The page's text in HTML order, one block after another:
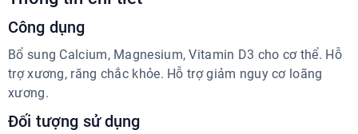
024.7300.3333
8:00 - 18:00
Chat Zalo
Công dụng
Bổ sung Calcium, Magnesium, Vitamin D3 cho cơ thể. Hỗ
trợ xương, răng chắc khỏe. Hỗ trợ giảm nguy cơ loãng
xương.
Đối tượng sử dụng